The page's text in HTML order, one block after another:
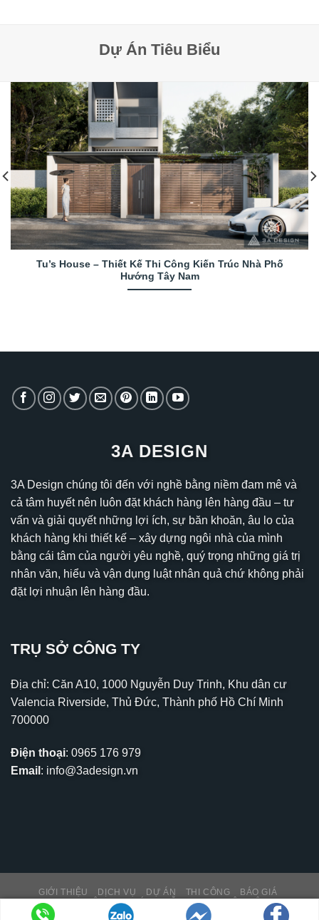
Dự Án Tiêu Biểu
Tu’s House – Thiết Kế Thi Công Kiến Trúc Nhà Phố
Hướng Tây Nam
3A DESIGN
3A Design chúng tôi đến với nghề bằng niềm đam mê và
cả tâm huyết nên luôn đặt khách hàng lên hàng đầu – tư
vấn và giải quyết những lợi ích, sự băn khoăn, âu lo của
khách hàng khi thiết kế – xây dựng ngôi nhà của mình
bằng cái tâm của người yêu nghề, quý trọng những giá trị
nhân văn, hiểu và vận dụng luật nhân quả chứ không phải
đặt lợi nhuận lên hàng đầu.
TRỤ SỞ CÔNG TY
Địa chỉ: Căn A10, 1000 Nguyễn Duy Trinh, Khu dân cư
Valencia Riverside, Thủ Đức, Thành phố Hồ Chí Minh
700000
Điện thoại: 0965 176 979
Email : info@3adesign.vn
GIỚI THIỆU DỊCH VỤ DỰ ÁN THI CÔNG
BÁO GIÁ
THƯ VIỆN – TIN TỨC
HỖ TRỢ KH LIÊN HỆ